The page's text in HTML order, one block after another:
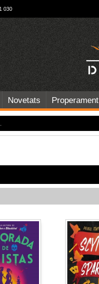
030
Novetats Properament